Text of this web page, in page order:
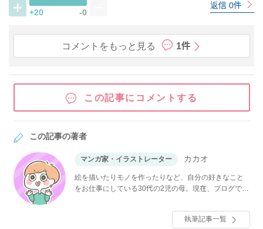
+20 -0
返信 0件
コメントをもっと見る 1件
この記事にコメントする
この記事の著者
マンガ家・イラストレーター カカオ
絵を描いたりモノを作ったりなど、自分の好きなこと
をお仕事にしている30代の2児の母。現在、ブログでゆ
執筆記事一覧